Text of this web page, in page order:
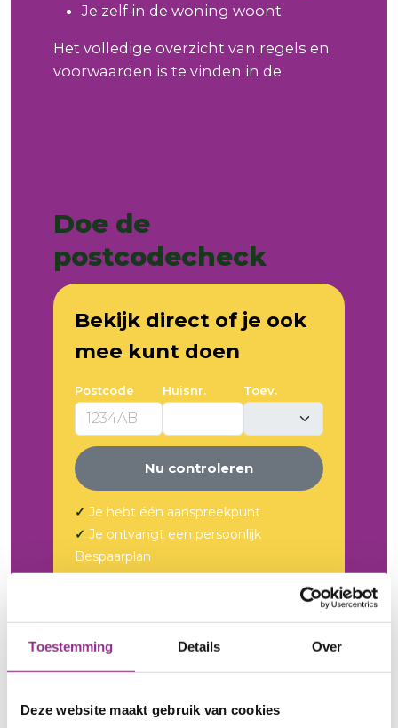
Toestemming Details Over
Deze website maakt gebruik van cookies
Je zelf in de woning woont
Het volledige overzicht van regels en
voorwaarden is te vinden in de
Doe de
postcodecheck